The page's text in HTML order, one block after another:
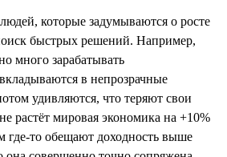
которые задумываются о росте
быстрых решений. Например,
много зарабатывать
в непрозрачные
удивляются, что теряют свои
растёт мировая экономика на +10%
где-то обещают доходность выше